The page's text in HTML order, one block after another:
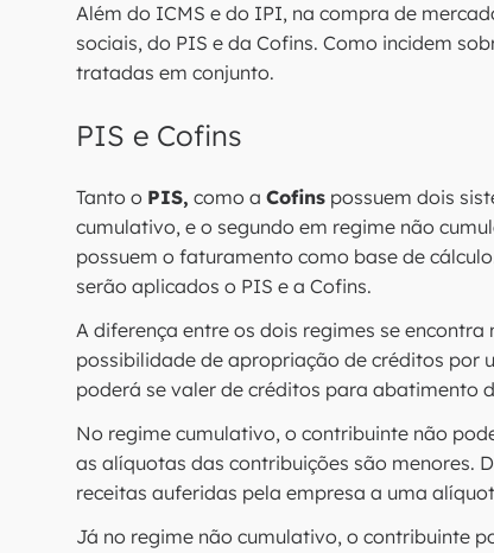
Além do ICMS e do IPI, na compra de
sociais, do PIS e da Cofins. Como incidem
tratadas em conjunto.
PIS e Cofins
Tanto o PIS, como a Cofins possuem dois
cumulativo, e o segundo em regime não
possuem o faturamento como base de
serão aplicados o PIS e a Cofins.
A diferença entre os dois regimes se
possibilidade de apropriação de créditos por
poderá se valer de créditos para abatimento
No regime cumulativo, o contribuinte não
as alíquotas das contribuições são menores.
receitas auferidas pela empresa a uma
Já no regime não cumulativo, o contribuinte